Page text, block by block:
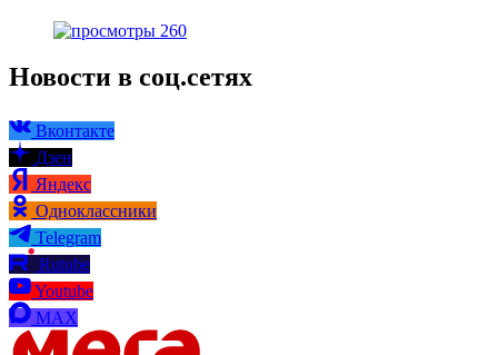
260
Новости в соц.сетях
Вконтакте
Дзен
Яндекс
Одноклассники
Telegram
Rutube
Youtube
MAX